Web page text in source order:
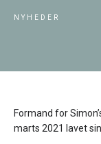
NYHEDER
Formand for
marts 2021 lavet